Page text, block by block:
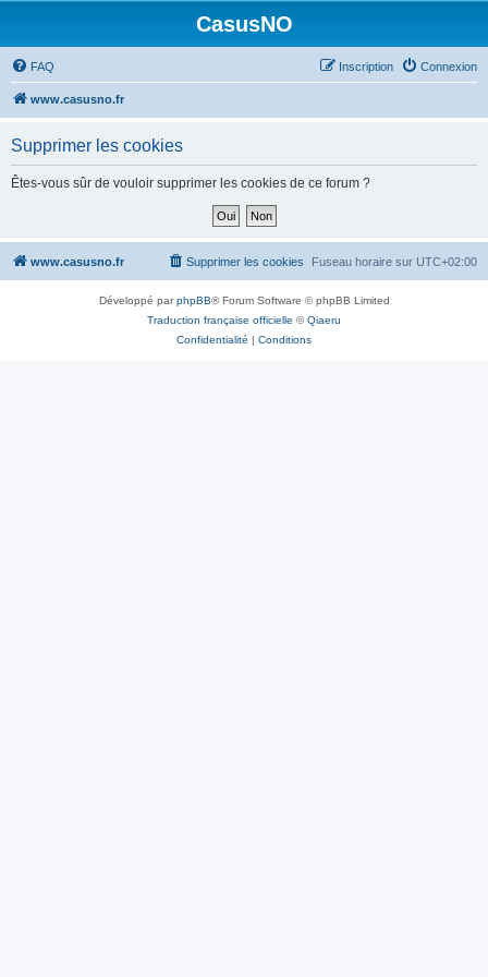
CasusNO
FAQ Connexion
Inscription
www.casusno.fr
Supprimer les cookies
Êtes-vous sûr de vouloir supprimer les cookies de ce forum ?
www.casusno.fr Fuseau horaire sur UTC+02:00
Supprimer les cookies
Développé parphpBB® Forum Software © phpBB Limited
Traduction française officielle ©Qiaeru
Confidentialité | Conditions